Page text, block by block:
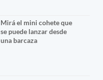
Mirá el mini cohete que
se puede lanzar desde
una barcaza